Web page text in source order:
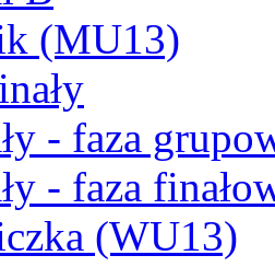
(MU13)
- faza
- faza
(WU13)